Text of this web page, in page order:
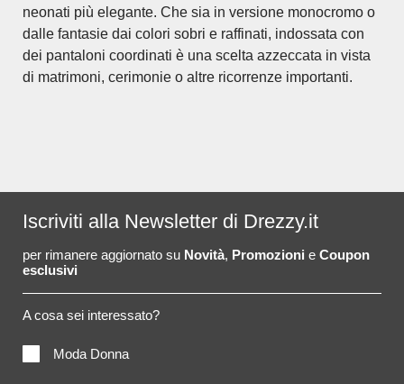
neonati più elegante. Che sia in versione monocromo o
dalle fantasie dai colori sobri e raffinati, indossata con
dei pantaloni coordinati è una scelta azzeccata in vista
di matrimoni, cerimonie o altre ricorrenze importanti.
Iscriviti alla Newsletter di Drezzy.it
per rimanere aggiornato su Novità, Promozioni e Coupon
esclusivi
A cosa sei interessato?
Moda Donna